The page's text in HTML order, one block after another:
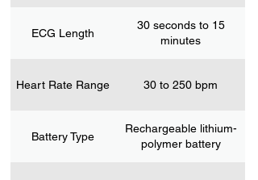
ECG Length
30 seconds to 15
minutes
Heart Rate Range 30 to 250 bpm​ ​
Battery Type
Rechargeable lithium-
polymer battery